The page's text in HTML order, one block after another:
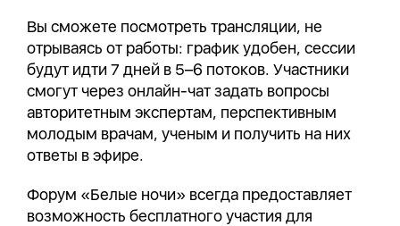
Вы сможете посмотреть трансляции, не
отрываясь от работы: график удобен, сессии
будут идти 7 дней в 5–6 потоков. Участники
смогут через онлайн-чат задать вопросы
авторитетным экспертам, перспективным
молодым врачам, ученым и получить на них
ответы в эфире.
Форум «Белые ночи» всегда предоставляет
возможность бесплатного участия для